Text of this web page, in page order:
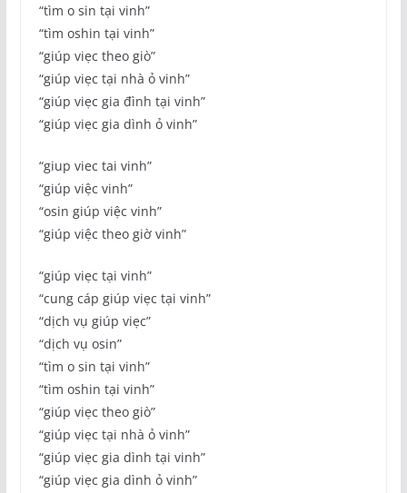
“tìm o sin tại vinh”
“tìm oshin tại vinh”
“giúp viẹc theo giò”
“giúp viẹc tại nhà ỏ vinh”
“giúp viẹc gia đình tại vinh”
“giúp viẹc gia dình ỏ vinh”
“giup viec tai vinh”
“giúp việc vinh”
“osin giúp việc vinh”
“giúp việc theo giờ vinh”
“giúp viẹc tại vinh”
“cung cáp giúp viẹc tại vinh”
“dịch vụ giúp viẹc”
“dịch vụ osin”
“tìm o sin tại vinh”
“tìm oshin tại vinh”
“giúp viẹc theo giò”
“giúp viẹc tại nhà ỏ vinh”
“giúp viẹc gia dình tại vinh”
“giúp viẹc gia dình ỏ vinh”